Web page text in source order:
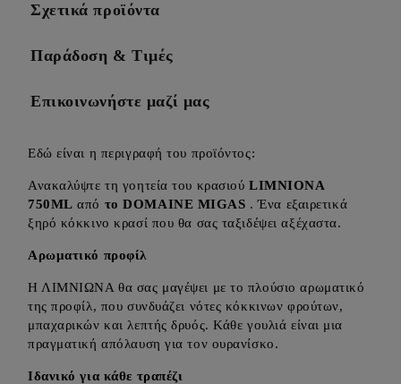
Σχετικά προϊόντα
Παράδοση & Τιμές
Επικοινωνήστε μαζί μας
Εδώ είναι η περιγραφή του προϊόντος:
Ανακαλύψτε τη γοητεία του κρασιούLIMNIONA
750ML από το DOMAINE MIGAS . Ένα εξαιρετικά
ξηρό κόκκινο κρασί που θα σας ταξιδέψει αξέχαστα.
Αρωματικό προφίλ
Η ΛΙΜΝΙΩΝΑ θα σας μαγέψει με το πλούσιο αρωματικό
της προφίλ, που συνδυάζει νότες κόκκινων φρούτων,
μπαχαρικών και λεπτής δρυός. Κάθε γουλιά είναι μια
πραγματική απόλαυση για τον ουρανίσκο.
Ιδανικό για κάθε τραπέζι